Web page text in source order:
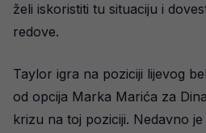
želi iskoristiti tu situaciju i
redove.
Taylor igra na poziciji lijevog
od opcija Marka Marića za
krizu na toj poziciji. Nedavno